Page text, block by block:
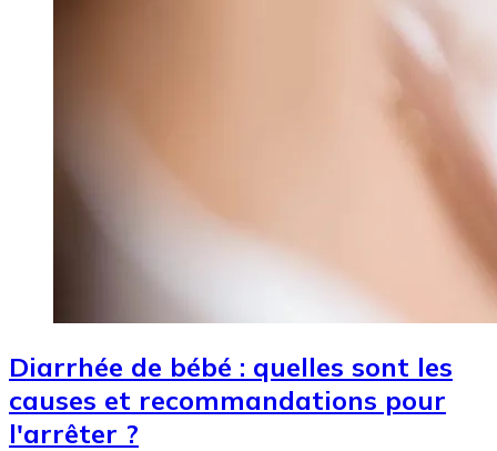
Diarrhée de bébé : quelles sont les
causes et recommandations pour
l'arrêter ?